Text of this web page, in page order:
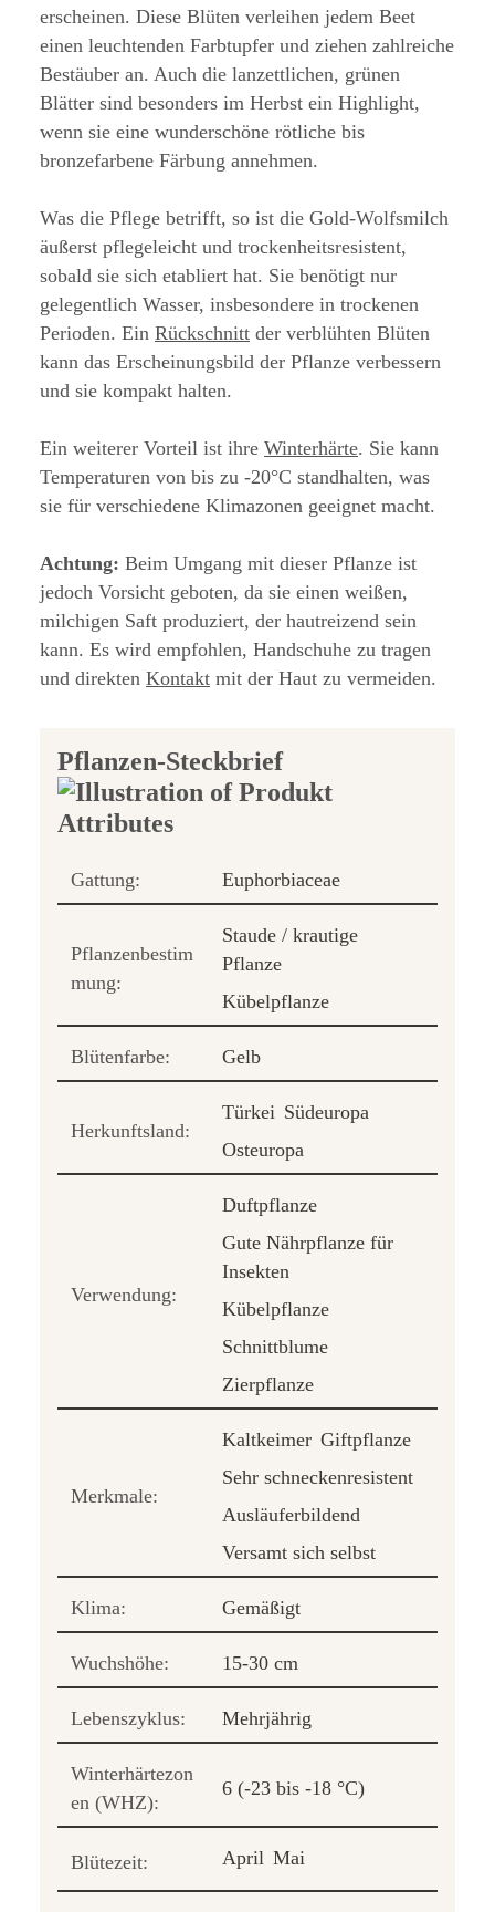
erscheinen. Diese Blüten verleihen jedem Beet
einen leuchtenden Farbtupfer und ziehen zahlreiche
Bestäuber an. Auch die lanzettlichen, grünen
Blätter sind besonders im Herbst ein Highlight,
wenn sie eine wunderschöne rötliche bis
bronzefarbene Färbung annehmen.
Was die Pflege betrifft, so ist die Gold-Wolfsmilch
äußerst pflegeleicht und trockenheitsresistent,
sobald sie sich etabliert hat. Sie benötigt nur
gelegentlich Wasser, insbesondere in trockenen
Perioden. Ein Rückschnitt der verblühten Blüten
kann das Erscheinungsbild der Pflanze verbessern
und sie kompakt halten.
Ein weiterer Vorteil ist ihre Winterhärte. Sie kann
Temperaturen von bis zu -20°C standhalten, was
sie für verschiedene Klimazonen geeignet macht.
Achtung: Beim Umgang mit dieser Pflanze ist
jedoch Vorsicht geboten, da sie einen weißen,
milchigen Saft produziert, der hautreizend sein
kann. Es wird empfohlen, Handschuhe zu tragen
und direkten Kontakt mit der Haut zu vermeiden.
Pflanzen-Steckbrief
Gattung: Euphorbiaceae
Pflanzenbestim
mung:
Staude / krautige
Pflanze
Kübelpflanze
Blütenfarbe: Gelb
Herkunftsland:
Türkei Südeuropa
Osteuropa
Verwendung:
Duftpflanze
Gute Nährpflanze für
Insekten
Kübelpflanze
Schnittblume
Zierpflanze
Merkmale:
Kaltkeimer Giftpflanze
Sehr schneckenresistent
Ausläuferbildend
Versamt sich selbst
Klima: Gemäßigt
Wuchshöhe: 15-30 cm
Lebenszyklus: Mehrjährig
Winterhärtezon
en (WHZ):
6 (-23 bis -18 °C)
Blütezeit: April Mai